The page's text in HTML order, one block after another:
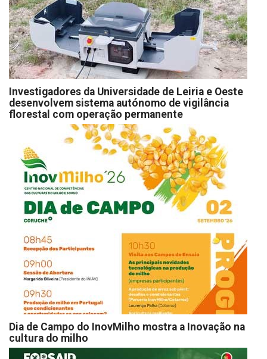
Investigadores da Universidade de Leiria e Oeste
desenvolvem sistema autónomo de vigilância
florestal com operação permanente
Dia de Campo do InovMilho mostra a Inovação na
cultura do milho